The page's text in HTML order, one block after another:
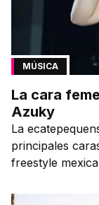
MÚSICA
La cara
Azuky
La
principales
freestyle